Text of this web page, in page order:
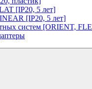
[IP20, 5 лет]
[IP20, 5 лет]
систем [ORIENT,